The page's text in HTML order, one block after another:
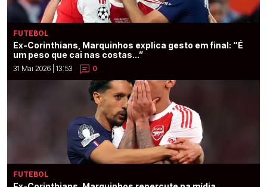
FUTEBOL
Ex-Corinthians, Marquinhos explica gesto em final: “É
um peso que cai nas costas...”
31 Mai 2026 | 13:53 0
FUTEBOL